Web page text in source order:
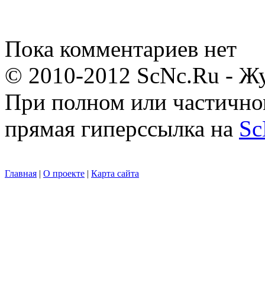
Пока комментариев нет
© 2010-2012 ScNc.Ru -
При полном или
прямая гиперссылка на
Главная | О проекте | Карта сайта